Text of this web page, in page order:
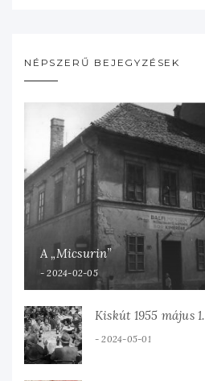
NÉPSZERŰ BEJEGYZÉSEK
A „Micsurin”
2024-02-05
Kiskút 1955 május 1.
2024-05-01